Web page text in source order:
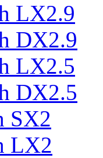
LX2.9
DX2.9
LX2.5
DX2.5
SX2
LX2